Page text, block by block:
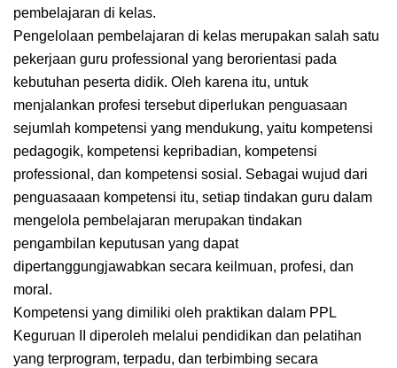
pembelajaran di kelas.
Pengelolaan pembelajaran di kelas merupakan salah satu
pekerjaan guru professional yang berorientasi pada
kebutuhan peserta didik. Oleh karena itu, untuk
menjalankan profesi tersebut diperlukan penguasaan
sejumlah kompetensi yang mendukung, yaitu kompetensi
pedagogik, kompetensi kepribadian, kompetensi
professional, dan kompetensi sosial. Sebagai wujud dari
penguasaaan kompetensi itu, setiap tindakan guru dalam
mengelola pembelajaran merupakan tindakan
pengambilan keputusan yang dapat
dipertanggungjawabkan secara keilmuan, profesi, dan
moral.
Kompetensi yang dimiliki oleh praktikan dalam PPL
Keguruan II diperoleh melalui pendidikan dan pelatihan
yang terprogram, terpadu, dan terbimbing secara